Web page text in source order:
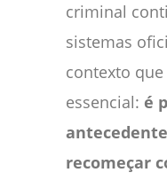
criminal
sistemas
contexto
essencial: é
recomeçar